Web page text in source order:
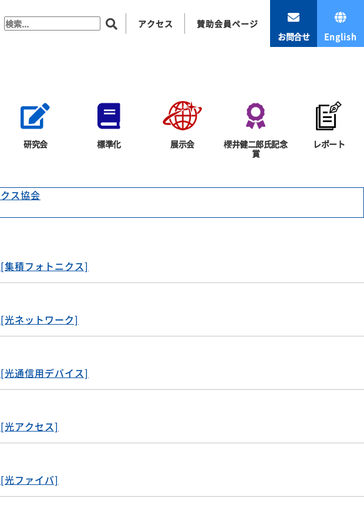
アクセス
賛助会員ページ
お問合せ
English
研究会 標準化 展示会
櫻井健二郎氏記念
レポート
積フォトニクス]
ネットワーク]
通信用デバイス]
アクセス]